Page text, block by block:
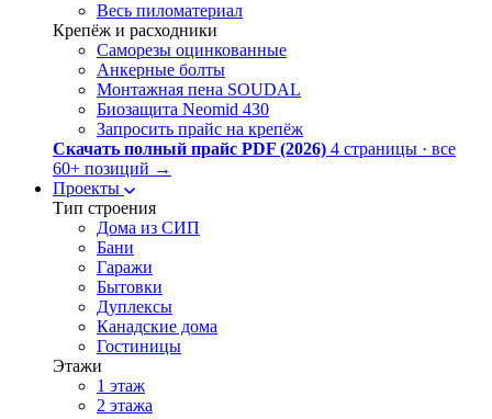
Весь пиломатериал
Крепёж и расходники
Саморезы оцинкованные
Анкерные болты
Монтажная пена SOUDAL
Биозащита Neomid 430
Запросить прайс на крепёж
Скачать полный прайс PDF (2026) 4 страницы · все
60+ позиций →
Проекты
Тип строения
Дома из СИП
Бани
Гаражи
Бытовки
Дуплексы
Канадские дома
Гостиницы
Этажи
1 этаж
2 этажа